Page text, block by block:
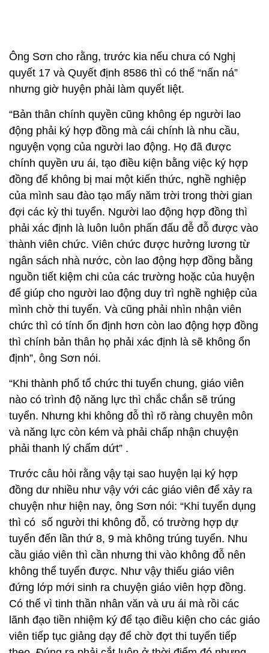
Ông Sơn cho rằng, trước kia nếu chưa có Nghị
quyết 17 và Quyết định 8586 thì có thể “nấn ná”
nhưng giờ huyện phải làm quyết liệt.
“Bản thân chính quyền cũng không ép người lao
động phải ký hợp đồng mà cái chính là nhu cầu,
nguyện vọng của người lao động. Họ đã được
chính quyền ưu ái, tạo điều kiện bằng việc ký hợp
đồng để không bị mai một kiến thức, nghề nghiệp
của mình sau đào tạo mấy năm trời trong thời gian
đợi các kỳ thi tuyển. Người lao động hợp đồng thì
phải xác định là luôn luôn phấn đấu đễ đỗ được vào
thành viên chức. Viên chức được hưởng lương từ
ngân sách nhà nước, còn lao động hợp đồng bằng
nguồn tiết kiệm chi của các trường hoặc của huyện
để giúp cho người lao động duy trì nghề nghiệp của
mình chờ thi tuyển. Và cũng phải nhìn nhận viên
chức thì có tính ổn định hơn còn lao động hợp đồng
thì chính bản thân họ phải xác định là sẽ không ổn
định”, ông Sơn nói.
“Khi thành phố tổ chức thi tuyển chung, giáo viên
nào có trình độ năng lực thì chắc chắn sẽ trúng
tuyển. Nhưng khi không đỗ thì rõ ràng chuyên môn
và năng lực còn kém và phải chấp nhận chuyện
phải thanh lý chấm dứt” .
Trước câu hỏi rằng vậy tại sao huyện lại ký hợp
đồng dư nhiều như vậy với các giáo viên để xảy ra
chuyện như hiện nay, ông Sơn nói: “Khi tuyển dụng
thì có số người thi không đỗ, có trường hợp dự
tuyển đến lần thứ 8, 9 mà không trúng tuyển. Nhu
cầu giáo viên thì cần nhưng thi vào không đỗ nên
không thể tuyển được. Như vậy thiếu giáo viên
đứng lớp mới sinh ra chuyện giáo viên hợp đồng.
Có thể vì tinh thần nhân văn và ưu ái mà rồi các
lãnh đạo tiền nhiệm ký để tạo điều kiện cho các giáo
viên tiếp tục giảng dạy để chờ đợt thi tuyển tiếp